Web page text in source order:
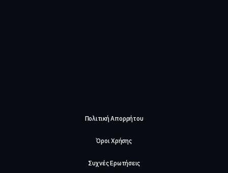
Πολιτική Απορρήτου
Όροι Χρήσης
Συχνές Ερωτήσεις